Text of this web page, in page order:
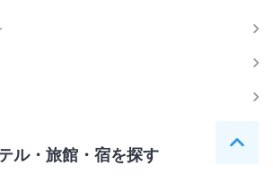
ペー
ル・旅館・宿を探す